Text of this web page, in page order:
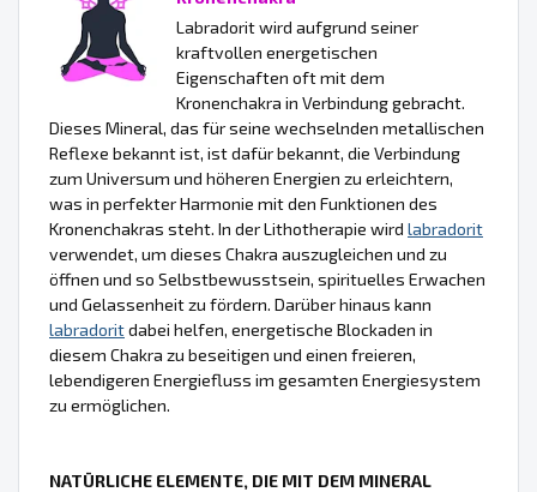
Labradorit wird aufgrund seiner
kraftvollen energetischen
Eigenschaften oft mit dem
Kronenchakra in Verbindung gebracht.
Dieses Mineral, das für seine wechselnden metallischen
Reflexe bekannt ist, ist dafür bekannt, die Verbindung
zum Universum und höheren Energien zu erleichtern,
was in perfekter Harmonie mit den Funktionen des
Kronenchakras steht. In der Lithotherapie wird labradorit
verwendet, um dieses Chakra auszugleichen und zu
öffnen und so Selbstbewusstsein, spirituelles Erwachen
und Gelassenheit zu fördern. Darüber hinaus kann
labradoritdabei helfen, energetische Blockaden in
diesem Chakra zu beseitigen und einen freieren,
lebendigeren Energiefluss im gesamten Energiesystem
zu ermöglichen.
NATÜRLICHE ELEMENTE, DIE MIT DEM MINERAL